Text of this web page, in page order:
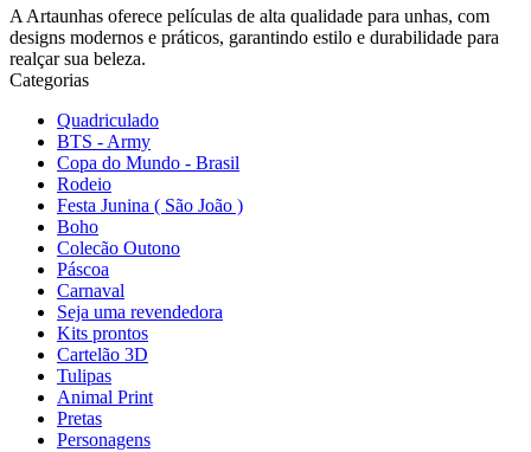
A Artaunhas oferece películas de alta qualidade para unhas, com
designs modernos e práticos, garantindo estilo e durabilidade para
realçar sua beleza.
Categorias
Quadriculado
BTS - Army
Copa do Mundo - Brasil
Rodeio
Festa Junina ( São João )
Boho
Colecão Outono
Páscoa
Carnaval
Seja uma revendedora
Kits prontos
Cartelão 3D
Tulipas
Animal Print
Pretas
Personagens